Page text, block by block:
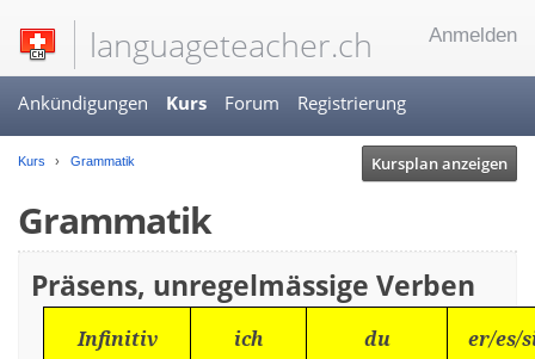
languageteacher.ch Anmelden
Ankündigungen Kurs Forum Registrierung
Kursplan anzeigen
Kurs Grammatik
Grammatik
Präsens, unregelmässige Verben
Infinitiv ich du er/es/